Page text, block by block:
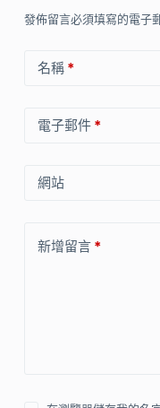
發佈留言必須填寫的電子
名稱*
電子郵件*
網站
新增留言*